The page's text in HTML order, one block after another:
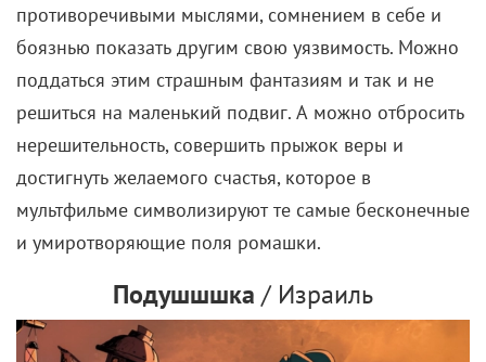
противоречивыми мыслями, сомнением в себе и
боязнью показать другим свою уязвимость. Можно
поддаться этим страшным фантазиям и так и не
решиться на маленький подвиг. А можно отбросить
нерешительность, совершить прыжок веры и
достигнуть желаемого счастья, которое в
мультфильме символизируют те самые бесконечные
и умиротворяющие поля ромашки.
Подушшшка / Израиль